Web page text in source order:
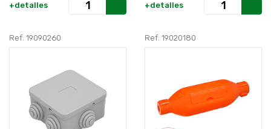
+detalles +detalles
Ref: 19090260 Ref: 19020180